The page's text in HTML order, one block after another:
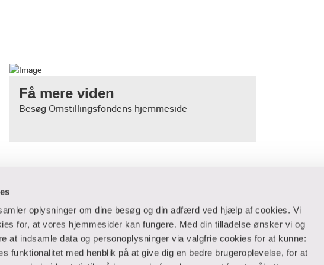
oplysninger om dine besøg og din adfærd ved hjælp af cookies. Vi
for, at vores hjemmesider kan fungere. Med din tilladelse ønsker vi og
at indsamle data og personoplysninger via valgfrie cookies for at kunne:
funktionalitet med henblik på at give dig en bedre brugeroplevelse, for at
refunderet til den betaler, som du angiver i din tilmelding.
fx:
Få mere viden
Besøg Omstillingsfondens hjemmeside
og virksomheder Ansatte og studerende